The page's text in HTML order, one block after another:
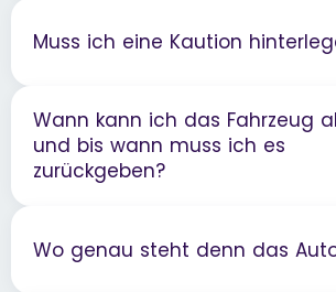
Muss ich eine Kaution
Wann kann ich das Fahrzeug
und bis wann muss ich es
zurückgeben?
Wo genau steht denn das